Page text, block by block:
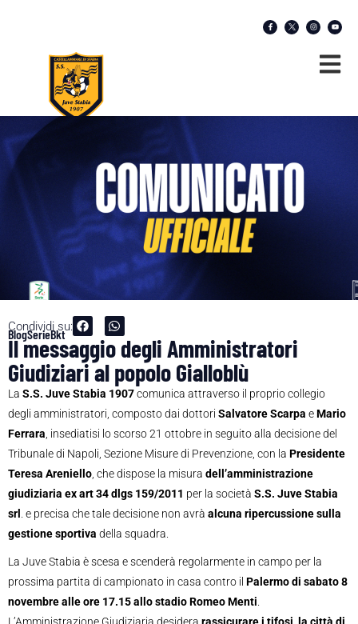
Condividi su:
BlogSerieBkt
Il messaggio degli Amministratori
Giudiziari al popolo Gialloblù
La S.S. Juve Stabia 1907comunica attraverso il proprio collegio
degli amministratori, composto dai dottori Salvatore Scarpa eMario
Ferrara , insediatisi lo scorso 21 ottobre in seguito alla decisione del
Tribunale di Napoli, Sezione Misure di Prevenzione, con la Presidente
Teresa Areniello , che dispose la misura dell’amministrazione
giudiziaria ex art 34 dlgs 159/2011 per la società S.S. Juve Stabia
srl
. e precisa che tale decisione non avrà alcuna ripercussione sulla
gestione sportiva della squadra.
La Juve Stabia è scesa e scenderà regolarmente in campo per la
prossima partita di campionato in casa contro il Palermo di sabato 8
novembre alle ore 17.15 allo stadio Romeo Menti